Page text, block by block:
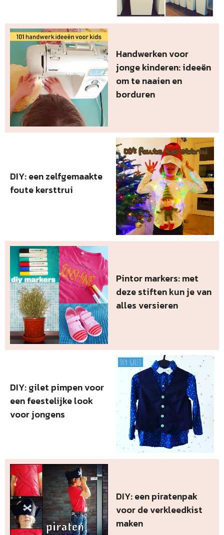
Handwerken voor
jonge kinderen: ideeën
om te naaien en
borduren
DIY: een zelfgemaakte
foute kersttrui
Pintor markers: met
deze stiften kun je van
alles versieren
DIY: gilet pimpen voor
een feestelijke look
voor jongens
DIY: een piratenpak
voor de verkleedkist
maken